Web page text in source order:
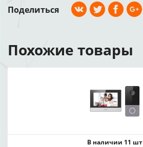
Поделиться
Похожие товары
В наличии 11 шт